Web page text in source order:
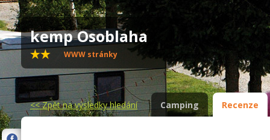
kemp Osoblaha
WWW stránky
<<Zpět na výsledky hledání Camping Recenze